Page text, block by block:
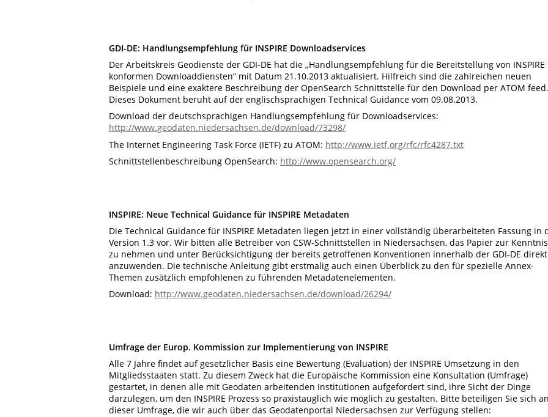
GDI-DE: Handlungsempfehlung für INSPIRE Downloadservices
Der Arbeitskreis Geodienste der GDI-DE hat die „Handlungsempfehlung für die Bereitstellung von INSPIRE
konformen Downloaddiensten“ mit Datum 21.10.2013 aktualisiert. Hilfreich sind die zahlreichen neuen
Beispiele und eine exaktere Beschreibung der OpenSearch Schnittstelle für den Download per ATOM feed.
Dieses Dokument beruht auf der englischsprachigen Technical Guidance vom 09.08.2013.
Download der deutschsprachigen Handlungsempfehlung für Downloadservices:
http://www.geodaten.niedersachsen.de/download/73298/
The Internet Engineering Task Force (IETF) zu ATOM: http://www.ietf.org/rfc/rfc4287.txt
Schnittstellenbeschreibung OpenSearch: http://www.opensearch.org/
INSPIRE: Neue Technical Guidance für INSPIRE Metadaten
Die Technical Guidance für INSPIRE Metadaten liegen jetzt in einer vollständig überarbeiteten Fassung in
Version 1.3 vor. Wir bitten alle Betreiber von CSW-Schnittstellen in Niedersachsen, das Papier zur Kenntnis
zu nehmen und unter Berücksichtigung der bereits getroffenen Konventionen innerhalb der GDI-DE direkt
anzuwenden. Die technische Anleitung gibt erstmalig auch einen Überblick zu den für spezielle Annex-
Themen zusätzlich empfohlenen zu führenden Metadatenelementen.
Download: http://www.geodaten.niedersachsen.de/download/26294/
Umfrage der Europ. Kommission zur Implementierung von INSPIRE
Alle 7 Jahre findet auf gesetzlicher Basis eine Bewertung (Evaluation) der INSPIRE Umsetzung in den
Mitgliedsstaaten statt. Zu diesem Zweck hat die Europäische Kommission eine Konsultation (Umfrage)
gestartet, in denen alle mit Geodaten arbeitenden Institutionen aufgefordert sind, ihre Sicht der Dinge
darzulegen, um den INSPIRE Prozess so praxistauglich wie möglich zu gestalten. Bitte beteiligen Sie sich an
dieser Umfrage, die wir auch über das Geodatenportal Niedersachsen zur Verfügung stellen: